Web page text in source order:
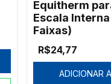
Equitherm
Escala
Faixas)
R$24,77
ADICIONAR